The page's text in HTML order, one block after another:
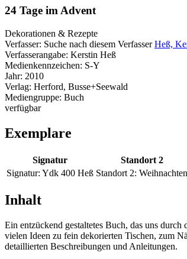
24 Tage im Advent
Dekorationen & Rezepte
Verfasser: Suche nach diesem Verfasser Heß,
Verfasserangabe: Kerstin Heß
Medienkennzeichen: S-Y
Jahr: 2010
Verlag: Herford, Busse+Seewald
Mediengruppe: Buch
verfügbar
Exemplare
Signatur Standort 2
Signatur: Ydk 400 Heß Standort 2: Weihnachten
Inhalt
Ein entzückend gestaltetes Buch, das uns
vielen Ideen zu fein dekorierten Tischen, zum
detaillierten Beschreibungen und Anleitungen.